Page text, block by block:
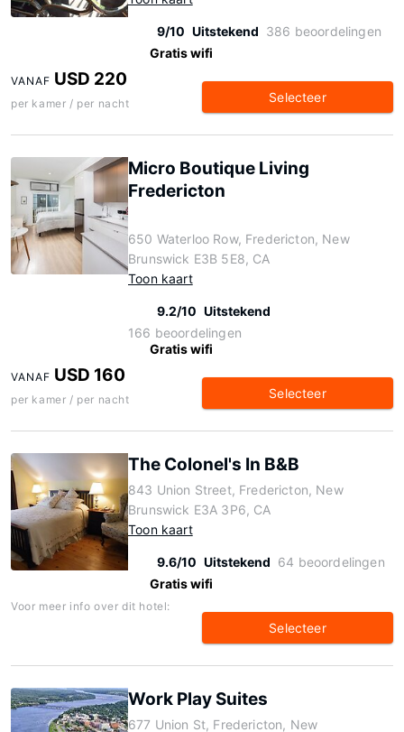
9/10 Uitstekend 386 beoordelingen
Gratis wifi
VANAF USD 220
per kamer / per nacht Selecteer
Micro Boutique Living
Fredericton
650 Waterloo Row, Fredericton, New
Brunswick E3B 5E8, CA
Toon kaart
9.2/10 Uitstekend
166 beoordelingen
Gratis wifi
VANAF USD 160
per kamer / per nacht Selecteer
The Colonel's In B&B
843 Union Street, Fredericton, New
Brunswick E3A 3P6, CA
Toon kaart
9.6/10 Uitstekend 64 beoordelingen
Gratis wifi
Voor meer info over dit hotel:
Selecteer
Work Play Suites
677 Union St, Fredericton, New